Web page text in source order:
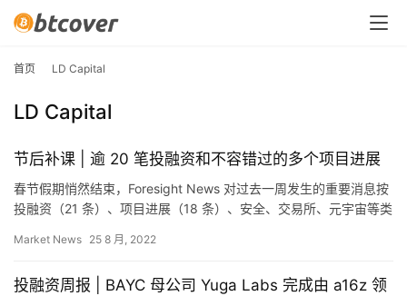
首页 LD Capital
LD Capital
节后补课 | 逾 20 笔投融资和不容错过的多个项目进展
春节假期悄然结束，Foresight News 对过去一周发生的重要消息按
投融资（21 条）、项目进展（18 条）、安全、交易所、元宇宙等类
Market News 25 8 月, 2022
投融资周报 | BAYC 母公司 Yuga Labs 完成由 a16z 领